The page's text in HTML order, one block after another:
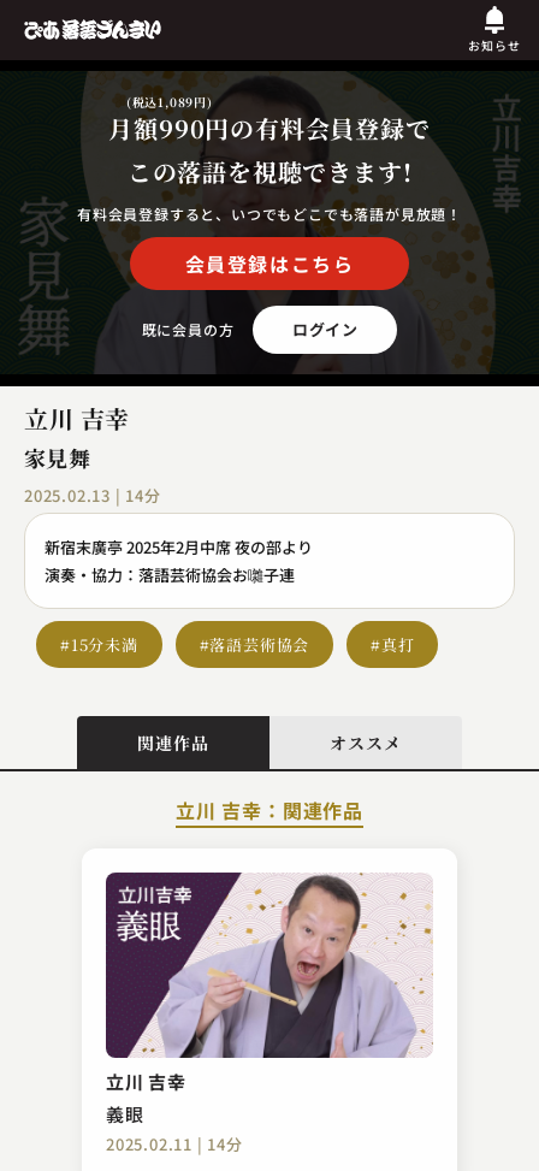
お知らせ
月額990円
(税込1,089円)
の有料会員登録で
この落語を視聴できます!
有料会員登録すると、いつでもどこでも落語が見放題！
会員登録はこちら
既に会員の方 ログイン
立川 吉幸
家見舞
2025.02.13 | 14分
新宿末廣亭 2025年2月中席 夜の部より
演奏・協力：落語芸術協会お囃子連
#15分未満 #落語芸術協会 #真打
関連作品 オススメ
立川 吉幸：関連作品
立川 吉幸
義眼
2025.02.11 | 14分
入船亭 扇好
時そば
2023.11.16 | 13分